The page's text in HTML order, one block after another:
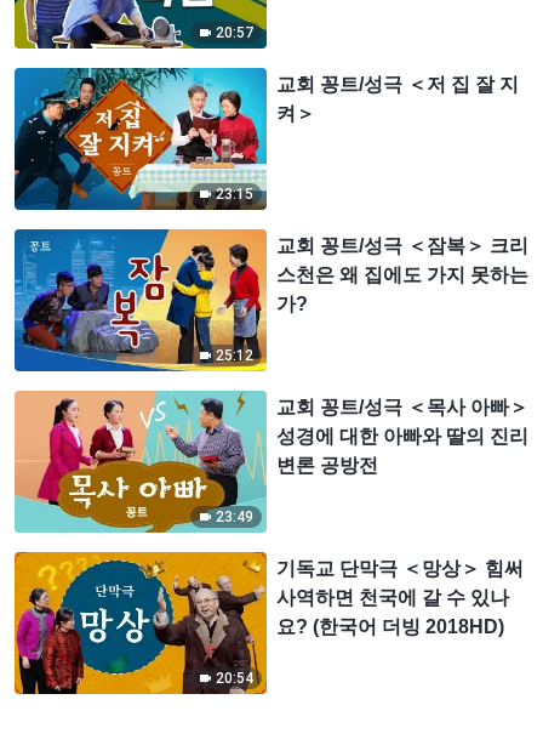
20:57
23:15
교회 꽁트/성극 ＜저 집 잘 지
켜＞
25:12
교회 꽁트/성극 ＜잠복＞ 크리
스천은 왜 집에도 가지 못하는
가?
23:49
교회 꽁트/성극 ＜목사 아빠＞
성경에 대한 아빠와 딸의 진리
변론 공방전
20:54
기독교 단막극 ＜망상＞ 힘써
사역하면 천국에 갈 수 있나
요? (한국어 더빙 2018HD)